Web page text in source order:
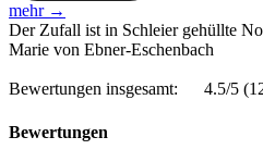
mehr →
Der Zufall ist in Schleier gehüllte
Marie von Ebner-Eschenbach
Bewertungen insgesamt: 4.5/5
Bewertungen